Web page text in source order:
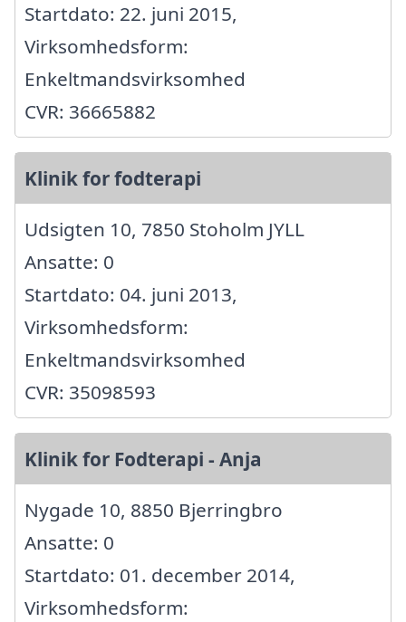
Startdato: 22. juni 2015,
Virksomhedsform:
Enkeltmandsvirksomhed
CVR: 36665882
Klinik for fodterapi
Udsigten 10, 7850 Stoholm JYLL
Ansatte: 0
Startdato: 04. juni 2013,
Virksomhedsform:
Enkeltmandsvirksomhed
CVR: 35098593
Klinik for Fodterapi - Anja
Nygade 10, 8850 Bjerringbro
Ansatte: 0
Startdato: 01. december 2014,
Virksomhedsform: